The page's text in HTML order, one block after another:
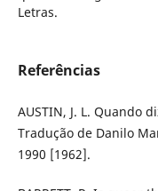
Letras.
Referências
AUSTIN, J. L. Quando
Tradução de Danilo
1990 [1962].